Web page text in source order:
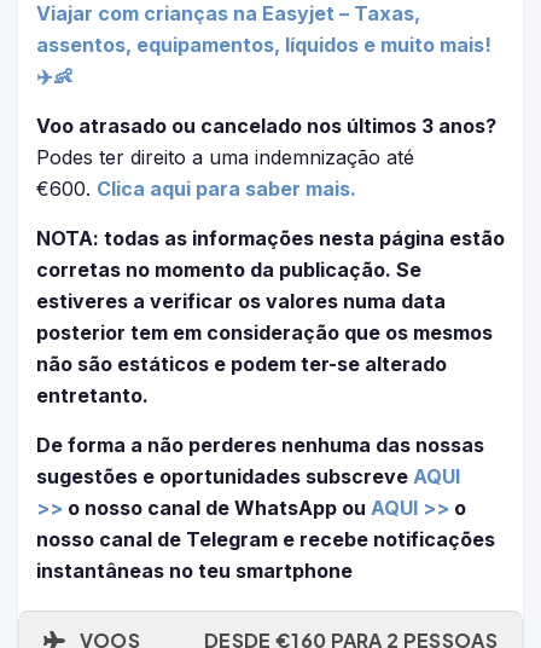
Viajar com crianças na Easyjet – Taxas,
assentos, equipamentos, líquidos e muito mais!
✈️👶
Voo atrasado ou cancelado nos últimos 3 anos?
Podes ter direito a uma indemnização até
€600. Clica aqui para saber mais.
NOTA: todas as informações nesta página estão
corretas no momento da publicação. Se
estiveres a verificar os valores numa data
posterior tem em consideração que os mesmos
não são estáticos e podem ter-se alterado
entretanto.
De forma a não perderes nenhuma das nossas
sugestões e oportunidades subscreve AQUI
>> o nosso canal de WhatsApp ou AQUI >> o
nosso canal de Telegram e recebe notificações
instantâneas no teu smartphone
VOOS DESDE €160 PARA 2 PESSOAS